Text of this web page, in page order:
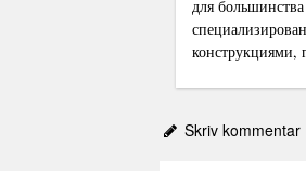
для
конструкциями,
Skriv kommentar